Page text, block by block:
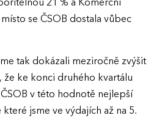
se ČSOB dostala vůbec
tak dokázali meziročně zvýšit
že ke konci druhého kvartálu
v této hodnotě nejlepší
jsme ve výdajích až na 5.